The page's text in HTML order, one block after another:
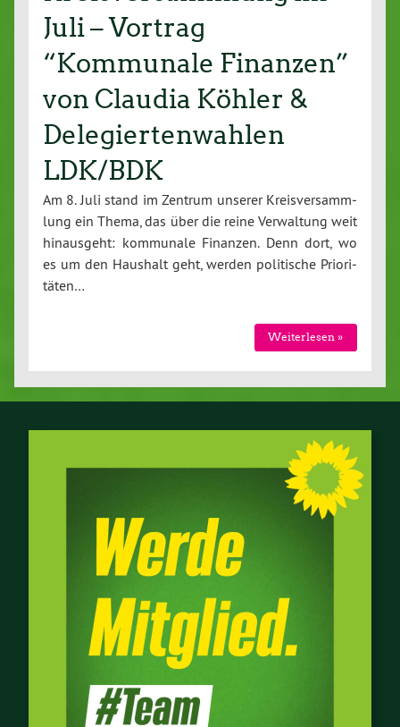
Juli – Vortrag
“Kommunale Finanzen”
von Claudia Köhler &
Delegiertenwahlen
LDK/BDK
Am 8. Juli stand im Zentrum unserer Kreis­ver­samm­
lung ein Thema, das über die reine Ver­wal­tung weit
hin­aus­geht: kommunale Finanzen. Denn dort, wo
es um den Haushalt geht, werden po­li­ti­sche Prio­ri­
tä­ten…
Wei­ter­le­sen »